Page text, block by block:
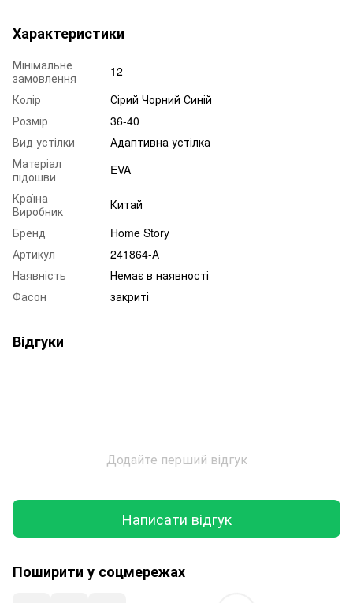
Характеристики
Мінімальне
замовлення
12
Колір
Сірий Чорний Синій
Розмір
36-40
Вид устілки
Адаптивна устілка
Матеріал
підошви
EVA
Країна
Виробник
Китай
Бренд
Home Story
Артикул
241864-А
Наявність
Немає в наявності
Фасон
закриті
Відгуки
Додайте перший відгук
Написати відгук
Поширити у соцмережах